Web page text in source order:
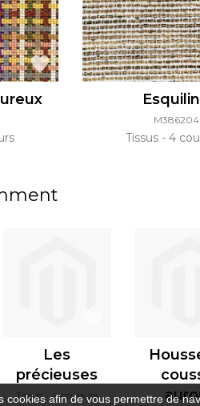
M386204
Tissus 4
Les
précieuses
Tissus 4 couleurs
cookies afin de vous permettre de